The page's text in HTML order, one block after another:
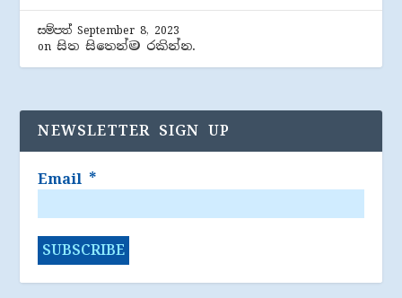
සම්පත් September 8, 2023
onසිත සිතෙන්ම රකින්න.
NEWSLETTER SIGN UP
Email *